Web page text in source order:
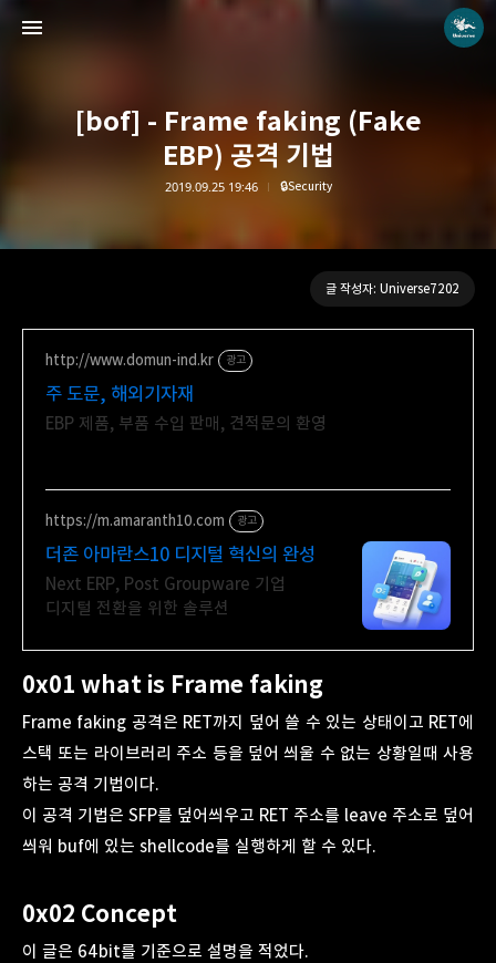
[bof] - Frame faking (Fake
EBP) 공격 기법
2019.09.25 19:46 🔒Security
글 작성자: Universe7202
http://www.domun-ind.kr 광고
주 도문, 해외기자재
EBP 제품, 부품 수입 판매, 견적문의 환영
https://m.amaranth10.com 광고
더존 아마란스10 디지털 혁신의 완성
Next ERP, Post Groupware 기업
디지털 전환을 위한 솔루션
0x01 what is Frame faking
Frame faking 공격은 RET까지 덮어 쓸 수 있는 상태이고 RET에
스택 또는 라이브러리 주소 등을 덮어 씌울 수 없는 상황일때 사용
하는 공격 기법이다.
이 공격 기법은 SFP를 덮어씌우고 RET 주소를 leave 주소로 덮어
씌워 buf에 있는 shellcode를 실행하게 할 수 있다.
0x02 Concept
이 글은 64bit를 기준으로 설명을 적었다.
Universe blog
Universe7202